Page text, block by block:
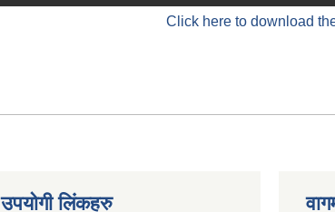
Click here to download
उपयोगी लिंकहरु